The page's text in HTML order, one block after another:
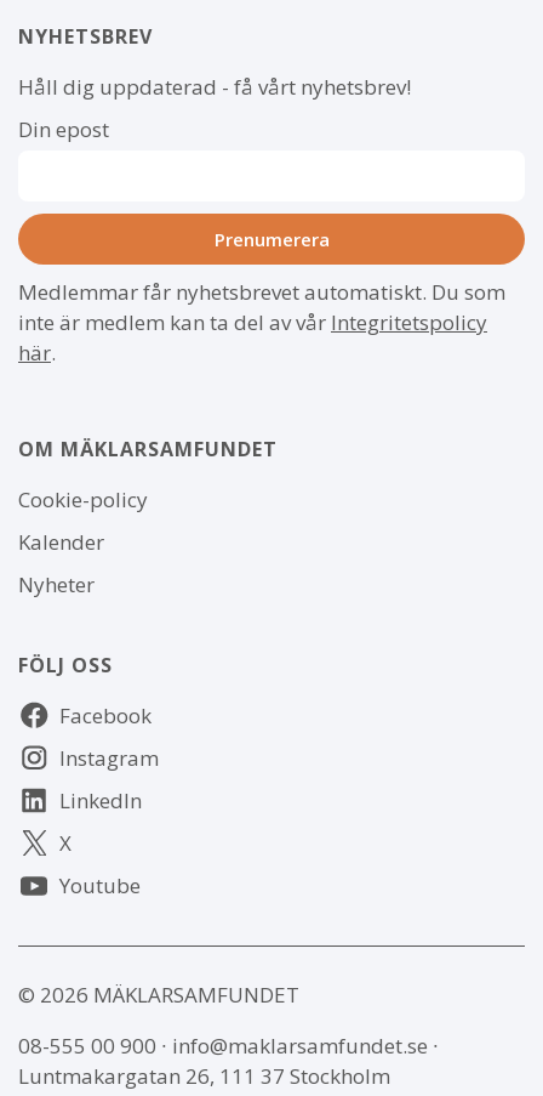
NYHETSBREV
Håll dig uppdaterad - få vårt nyhetsbrev!
Din epost
Medlemmar får nyhetsbrevet automatiskt. Du som
inte är medlem kan ta del av vår Integritetspolicy
här.
OM MÄKLARSAMFUNDET
Om
webbplatsen
Cookie-policy
Kalender
Nyheter
FÖLJ OSS
Följ
oss Facebook
Instagram
LinkedIn
X
Youtube
© 2026 MÄKLARSAMFUNDET
08-555 00 900 ∙ info@maklarsamfundet.se ∙
Luntmakargatan 26, 111 37 Stockholm